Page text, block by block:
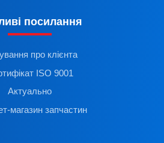
посилання
про клієнта
ISO 9001
Актуально
магазин запчастин